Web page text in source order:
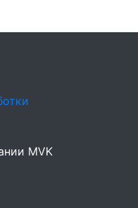
MVK